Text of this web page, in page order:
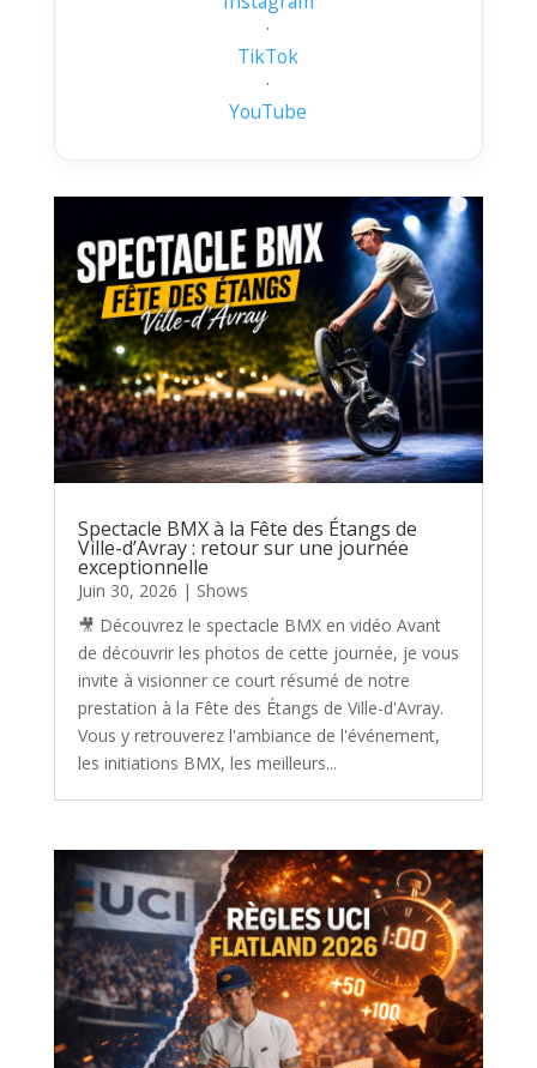
·
TikTok
·
YouTube
Spectacle BMX à la Fête des Étangs de
Ville-d’Avray : retour sur une journée
exceptionnelle
Juin 30, 2026 | Shows
🎥 Découvrez le spectacle BMX en vidéo Avant
de découvrir les photos de cette journée, je vous
invite à visionner ce court résumé de notre
prestation à la Fête des Étangs de Ville-d'Avray.
Vous y retrouverez l'ambiance de l'événement,
les initiations BMX, les meilleurs...